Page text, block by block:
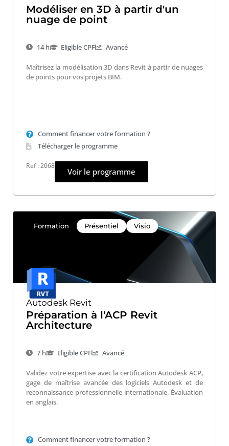
Modéliser en 3D à partir d'un
nuage de point
14 h Eligible CPF Avancé
Maîtrisez la modélisation 3D dans Revit à partir de nuages
de points pour vos projets BIM.
Comment financer votre formation ?
Télécharger le programme
Ref : 2068
Voir le programme
Formation Présentiel Visio
Autodesk Revit
Préparation à l'ACP Revit
Architecture
7 h Eligible CPF Avancé
Validez votre expertise avec la certification Autodesk ACP,
gage de maîtrise avancée des logiciels Autodesk et de
reconnaissance professionnelle internationale. Évaluation
en anglais.
Comment financer votre formation ?